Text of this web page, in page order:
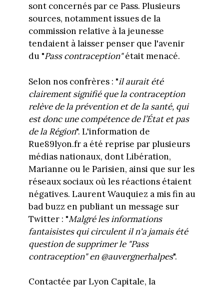
sont concernés par ce Pass. Plusieurs
sources, notamment issues de la
commission relative à la jeunesse
tendaient à laisser penser que l'avenir
du "Pass contraception"était menacé.
Selon nos confrères : "il aurait été
clairement signifié que la contraception
relève de la prévention et de la santé, qui
est donc une compétence de l’État et pas
de la Région". L'information de
Rue89lyon.fr a été reprise par plusieurs
médias nationaux, dont Libération,
Marianne ou le Parisien, ainsi que sur les
réseaux sociaux où les réactions étaient
négatives. Laurent Wauquiez a mis fin au
bad buzz en publiant un message sur
Twitter : "Malgré les informations
fantaisistes qui circulent il n'a jamais été
question de supprimer le "Pass
contraception" en@auvergnerhalpes".
Contactée par Lyon Capitale, la